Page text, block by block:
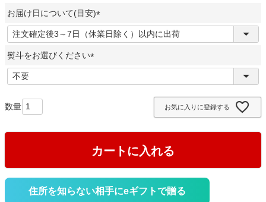
お届け日について(目安)
(
必
)
熨斗をお選びください
必
お気に入りに登録する
カートに入れる
住所を知らない相手にeギフトで贈る